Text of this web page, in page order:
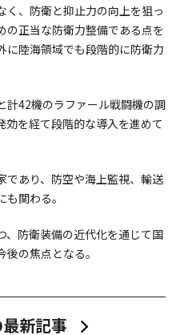
く、防衛と抑止力の向上を狙っ
の正当な防衛力整備である点を
に陸海領域でも段階的に防衛力
42機のラファール戦闘機の調
を経て段階的な導入を進めて
あり、防空や海上監視、輸送
関わる。
防衛装備の近代化を通じて国
の焦点となる。
新記事